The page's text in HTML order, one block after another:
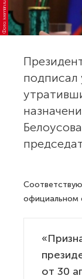
Фото: kremlin.ru
подписал
официальном
от 30